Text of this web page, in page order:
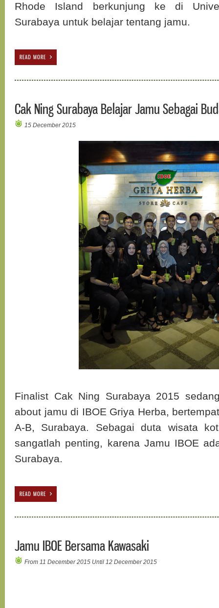
Rhode Island berkunjung ke di
Surabaya untuk belajar tentang jamu.
READ MORE
Cak Ning Surabaya Belajar Jamu Sebagai
15 December 2015
Finalist Cak Ning Surabaya 2015
about jamu di IBOE Griya Herba,
A-B, Surabaya. Sebagai duta wisata
sangatlah penting, karena Jamu IBOE
Surabaya.
READ MORE
Jamu IBOE Bersama Kawasaki
From 11 December 2015 Until 12 December 2015